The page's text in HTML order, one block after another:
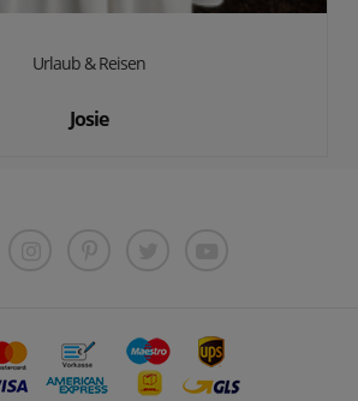
Urlaub & Reisen
Josie